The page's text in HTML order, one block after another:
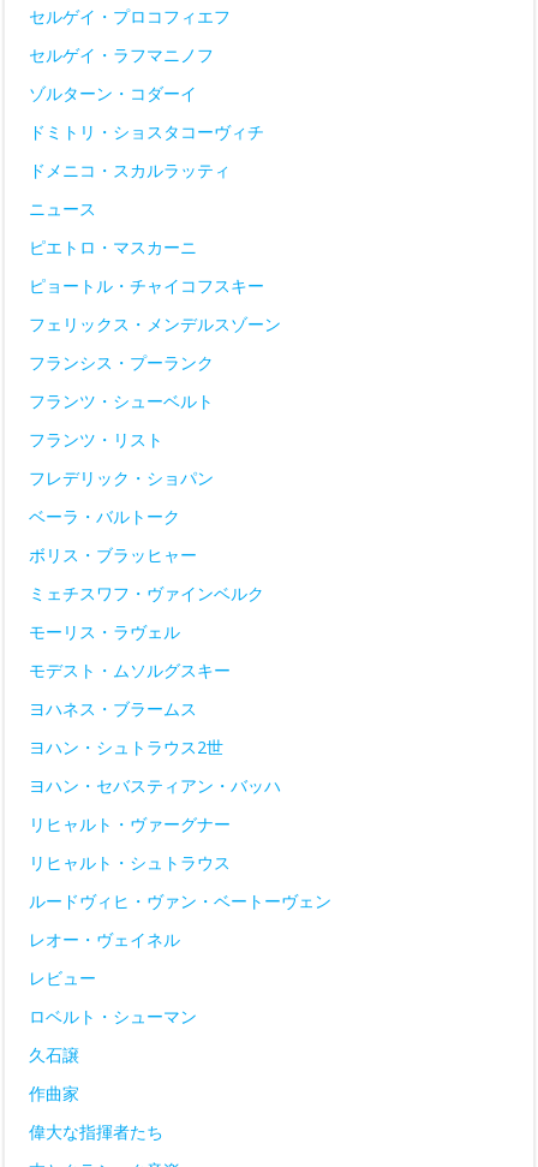
セルゲイ・プロコフィエフ
セルゲイ・ラフマニノフ
ゾルターン・コダーイ
ドミトリ・ショスタコーヴィチ
ドメニコ・スカルラッティ
ニュース
ピエトロ・マスカーニ
ピョートル・チャイコフスキー
フェリックス・メンデルスゾーン
フランシス・プーランク
フランツ・シューベルト
フランツ・リスト
フレデリック・ショパン
ベーラ・バルトーク
ボリス・ブラッヒャー
ミェチスワフ・ヴァインベルク
モーリス・ラヴェル
モデスト・ムソルグスキー
ヨハネス・ブラームス
ヨハン・シュトラウス2世
ヨハン・セバスティアン・バッハ
リヒャルト・ヴァーグナー
リヒャルト・シュトラウス
ルードヴィヒ・ヴァン・ベートーヴェン
レオー・ヴェイネル
レビュー
ロベルト・シューマン
久石譲
作曲家
偉大な指揮者たち